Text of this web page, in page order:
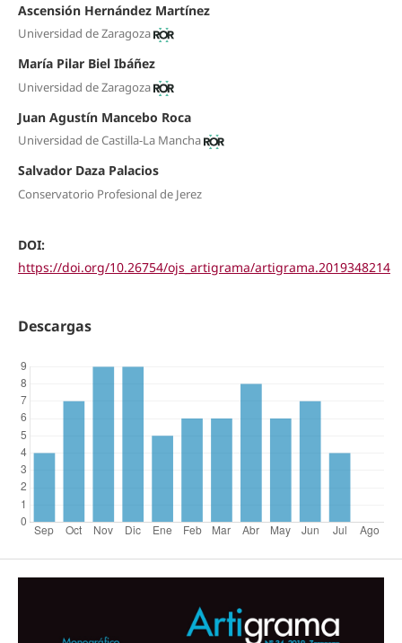
Ascensión Hernández Martínez
Universidad de Zaragoza
María Pilar Biel Ibáñez
Universidad de Zaragoza
Juan Agustín Mancebo Roca
Universidad de Castilla-La Mancha
Salvador Daza Palacios
Conservatorio Profesional de Jerez
DOI:
https://doi.org/10.26754/ojs_artigrama/artigrama.2019348214
Descargas